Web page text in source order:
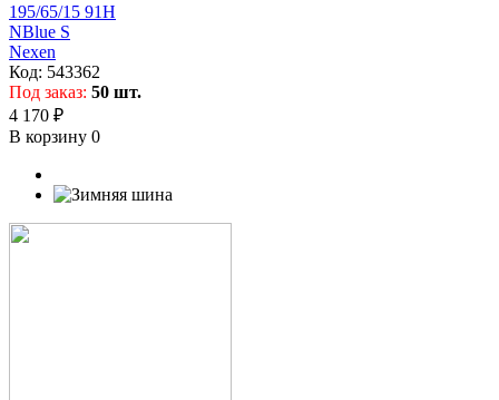
195/65/15 91H
NBlue S
Nexen
Код: 543362
Под заказ: 50 шт.
4 170 ₽
В корзину 0